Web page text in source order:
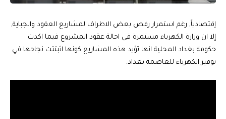
إقتصادياً, رغم استمرار رفض بعض الاطراف لمشاريع العقود والجباية,
إلا ان وزارة الكهرباء مستمرة في احالة عقود المشروع فيما اكدت
حكومة بغداد المحلية انها تؤيد هذه المشاريع كونها اثبتتت نجاحها في
توفير الكهرباء للعاصمة بغداد.